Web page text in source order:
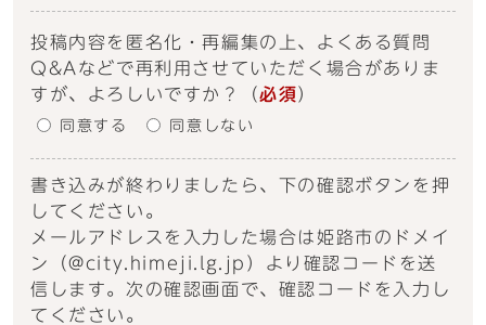
投稿内容を匿名化・再編集の上、よくある質問
Q&Aなどで再利用させていただく場合がありま
すが、よろしいですか？
（必須 ）
同意する 同意しない
書き込みが終わりましたら、下の確認ボタンを押
してください。
メールアドレスを入力した場合は姫路市のドメイ
ン（@city.himeji.lg.jp）より確認コードを送
信します。次の確認画面で、確認コードを入力し
てください。